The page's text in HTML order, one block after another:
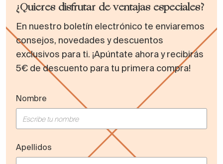
¿Quieres disfrutar de ventajas especiales?
En nuestro boletín electrónico te enviaremos
consejos, novedades y descuentos
exclusivos para ti. ¡Apúntate ahora y recibirás
5€ de descuento para tu primera compra!
Nombre
Apellidos